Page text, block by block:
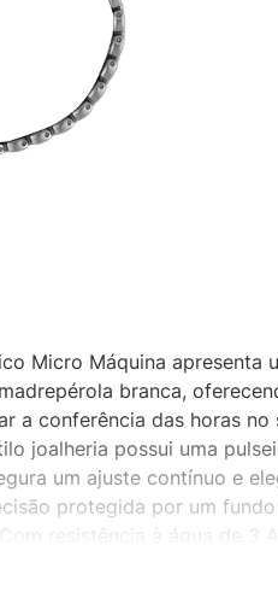
Micro Máquina
branca,
a conferência das horas
joalheria possui uma
um ajuste contínuo e
protegida por um
resistência à água de 3